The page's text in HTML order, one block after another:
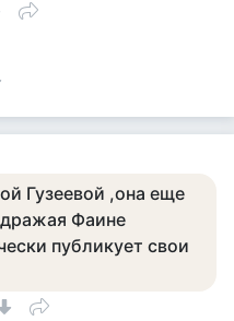
Гузеевой ,она еще
Фаине
публикует свои